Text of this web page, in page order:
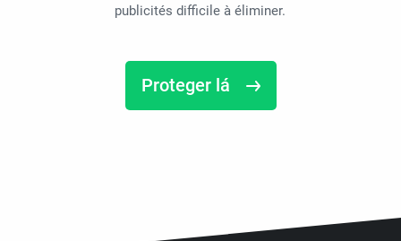
publicités difficile à éliminer.
Proteger lá